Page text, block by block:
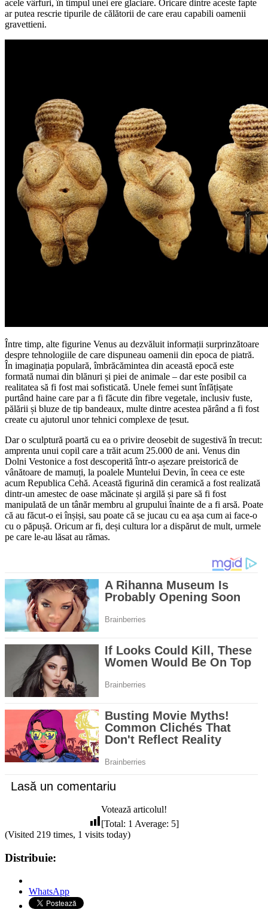
acele vârfuri, în timpul unei ere glaciare. Oricare dintre aceste fapte
ar putea rescrie tipurile de călătorii de care erau capabili oamenii
gravettieni.
Între timp, alte figurine Venus au dezvăluit informații surprinzătoare
despre tehnologiile de care dispuneau oamenii din epoca de piatră.
În imaginația populară, îmbrăcămintea din această epocă este
formată numai din blănuri și piei de animale – dar este posibil ca
realitatea să fi fost mai sofisticată. Unele femei sunt înfățișate
purtând haine care par a fi făcute din fibre vegetale, inclusiv fuste,
pălării și bluze de tip bandeaux, multe dintre acestea părând a fi fost
create cu ajutorul unor tehnici complexe de țesut.
Dar o sculptură poartă cu ea o privire deosebit de sugestivă în trecut:
amprenta unui copil care a trăit acum 25.000 de ani. Venus din
Dolni Vestonice a fost descoperită într-o așezare preistorică de
vânătoare de mamuți, la poalele Muntelui Devin, în ceea ce este
acum Republica Cehă. Această figurină din ceramică a fost realizată
dintr-un amestec de oase măcinate și argilă și pare să fi fost
manipulată de un tânăr membru al grupului înainte de a fi arsă. Poate
că au făcut-o ei înșiși, sau poate că se jucau cu ea așa cum ai face-o
cu o păpușă. Oricum ar fi, deși cultura lor a dispărut de mult, urmele
pe care le-au lăsat au rămas.
Lasă un comentariu
Votează articolul!
[Total: 1 Average: 5]
(Visited 219 times, 1 visits today)
Distribuie:
WhatsApp